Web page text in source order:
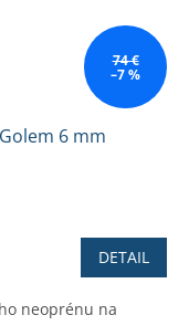
74 €
–7 %
6 mm
DETAIL
neoprénu na